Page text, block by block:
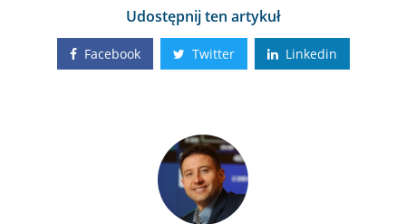
Udostępnij ten artykuł
Facebook Twitter Linkedin